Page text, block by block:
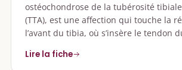
ostéochondrose de la tubérosité
(TTA), est une affection qui touche la
l’avant du tibia, où s’insère le tendon
Lire la fiche